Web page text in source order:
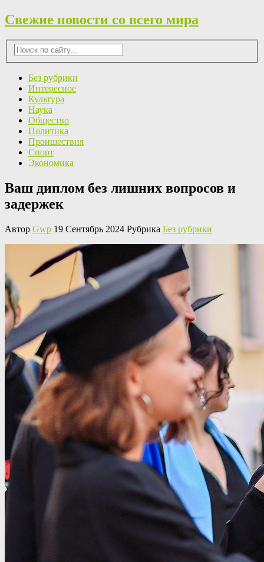
Свежие новости со всего мира
Без рубрики
Интересное
Культура
Наука
Общество
Политика
Проишествия
Спорт
Экономика
Ваш диплом без лишних вопросов и
задержек
Автор Gwp 19 Сентябрь 2024 Рубрика Без рубрики